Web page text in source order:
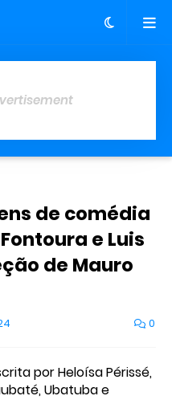
de comédia
e Luis
de Mauro
0
por Heloísa Périssé,
Ubatuba e